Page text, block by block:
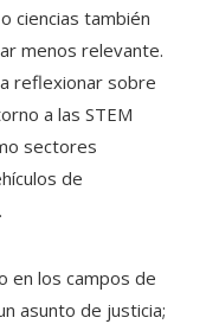
ciencias también
menos relevante.
reflexionar sobre
a las STEM
sectores
de
en los campos de
asunto de justicia;